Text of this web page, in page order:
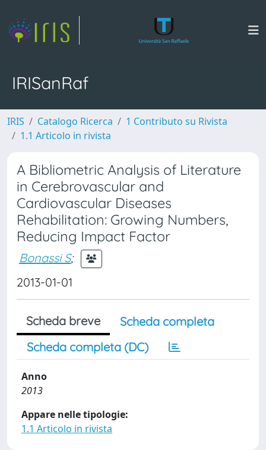
IRISanRaf
IRIS Catalogo Ricerca
1 Contributo su Rivista
1.1 Articolo in rivista
A Bibliometric Analysis of Literature
in Cerebrovascular and
Cardiovascular Diseases
Rehabilitation: Growing Numbers,
Reducing Impact Factor
Bonassi S;
2013-01-01
Scheda breve
Scheda completa
Scheda completa (DC)
Anno
2013
Appare nelle tipologie:
1.1 Articolo in rivista